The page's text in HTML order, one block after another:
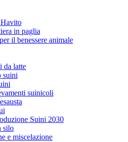
Havito
in paglia
il benessere animale
da latte
suini
suinicoli
Suini 2030
silo
e miscelazione